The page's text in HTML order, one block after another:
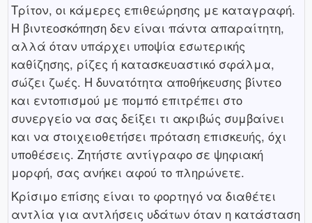
Τρίτον, οι κάμερες επιθεώρησης με καταγραφή.
Η βιντεοσκόπηση δεν είναι πάντα απαραίτητη,
αλλά όταν υπάρχει υποψία εσωτερικής
καθίζησης, ρίζες ή κατασκευαστικό σφάλμα,
σώζει ζωές. Η δυνατότητα αποθήκευσης βίντεο
και εντοπισμού με πομπό επιτρέπει στο
συνεργείο να σας δείξει τι ακριβώς συμβαίνει
και να στοιχειοθετήσει πρόταση επισκευής, όχι
υποθέσεις. Ζητήστε αντίγραφο σε ψηφιακή
μορφή, σας ανήκει αφού το πληρώνετε.
Κρίσιμο επίσης είναι το φορτηγό να διαθέτει
αντλία για αντλήσεις υδάτων όταν η κατάσταση